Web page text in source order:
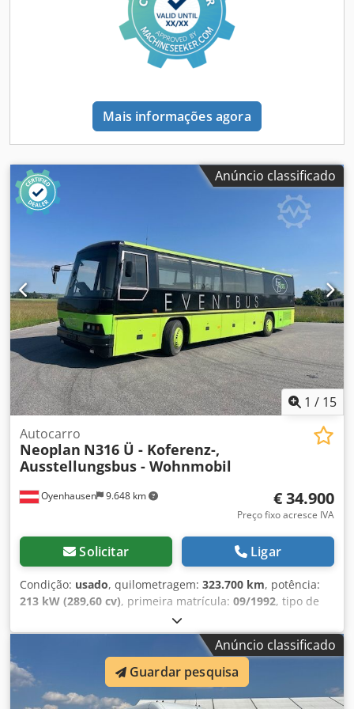
traseira - Tomadas USB (para carregamento) - Entrada
rebaixada e abertura elétrica da porta - Pacote cromado A
Mercus tem mais de 15 anos de experiência na fabricação
de autocarros, sendo a maior produtora na Polónia.
Oferecemos uma vasta gama de veículos prontos para
parque. Toda a documentação necessária para registar o
nosso autocarro no seu país. IMPOSTO DE EXPORTAÇÃO:
Mais informações agora
Anúncio classificado
1 / 15
Oyenhausen 9.648 km
Autocarro
Neoplan N316 Ü - Koferenz-,
Ausstellungsbus - Wohnmobil
€ 34.900
Preço fixo acresce IVA
Solicitar Ligar
Condição: usado, quilometragem: 323.700 km, potência:
213 kW (289,60 cv), primeira matrícula: 09/1992, tipo de
, tipo de engrenagem:
configuração de eixo:4x2, peso em vazio:12.200 kg, peso
, peso total: 18.000 kg, consumo
de combustível (urbano):1.200 l/100 km, classe de
emissão:
, cor:verde, suspensão:ar, tamanho do
pneu:295/80 R22,5, comprimento total:12.000 mm, altura
Anúncio classificado
Guardar pesquisa